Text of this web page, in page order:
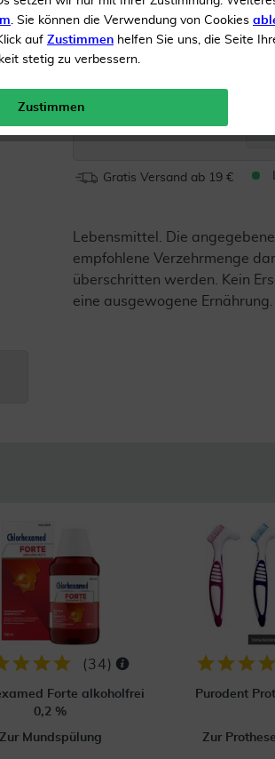
Erhält die
Menge:
Gratis Versand ab 19 €
Lebensmittel. Die angegebene
empfohlene Verzehrmenge
überschritten werden. Kein
eine ausgewogene Ernährung.
(34)
Forte alkoholfrei
0,2 %
Zur Mundspülung
Purodent
Zur
. Sie können die Verwendung von Cookies
auf Zustimmen helfen Sie uns, die Seite
stetig zu verbessern.
Zustimmen